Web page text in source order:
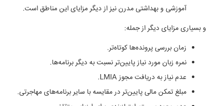
آموزشی و بهداشتی مدرن نیز از دیگر مزایای این مناطق است.
و بسیاری مزایای دیگر از جمله:
زمان بررسی پرونده‌ها کوتاه‌تر.
نمره زبان مورد نیاز پایین‌تر نسبت به دیگر برنامه‌ها.
عدم نیاز به دریافت مجوز LMIA.
مبلغ تمکن مالی پایین‌تر در مقایسه با سایر برنامه‌های مهاجرتی.